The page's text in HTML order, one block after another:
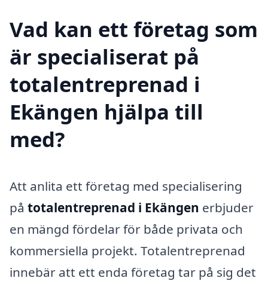
Vad kan ett företag som
är specialiserat på
totalentreprenad i
Ekängen hjälpa till
med?
Att anlita ett företag med specialisering
på totalentreprenad i Ekängen erbjuder
en mängd fördelar för både privata och
kommersiella projekt. Totalentreprenad
innebär att ett enda företag tar på sig det